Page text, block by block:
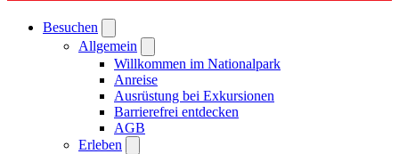
Besuchen
Allgemein
Willkommen im Nationalpark
Anreise
Ausrüstung bei Exkursionen
Barrierefrei entdecken
AGB
Erleben